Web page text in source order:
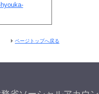
ページトップへ戻る